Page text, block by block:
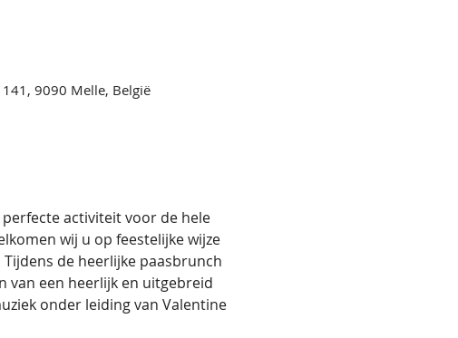
9090 Melle, België
activiteit voor de hele
wij u op feestelijke wijze
de heerlijke paasbrunch
van een heerlijk en uitgebreid
onder leiding van Valentine